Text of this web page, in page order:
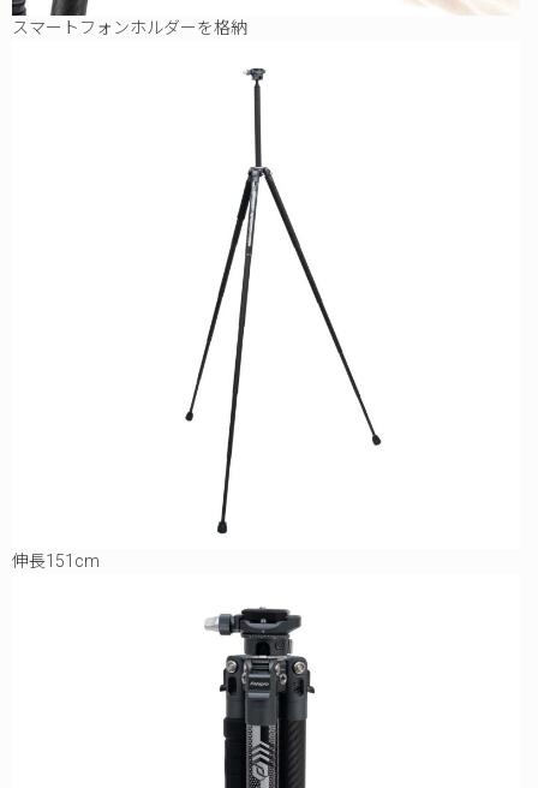
スマートフォンホルダーを格納
伸長151cm